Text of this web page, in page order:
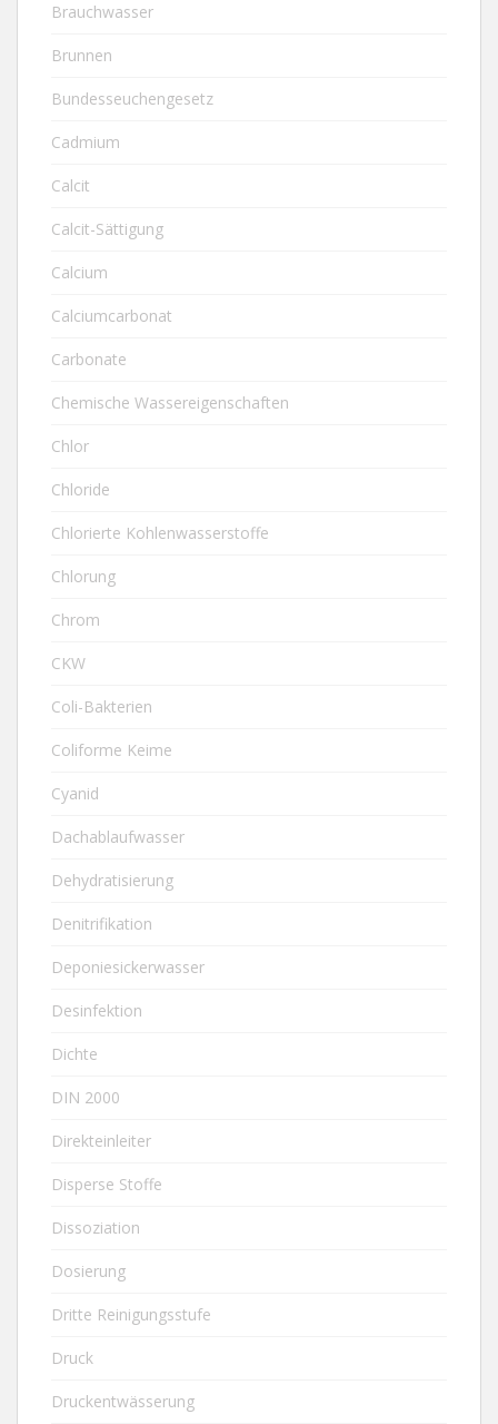
Brauchwasser
Brunnen
Bundesseuchengesetz
Cadmium
Calcit
Calcit-Sättigung
Calcium
Calciumcarbonat
Carbonate
Chemische Wassereigenschaften
Chlor
Chloride
Chlorierte Kohlenwasserstoffe
Chlorung
Chrom
CKW
Coli-Bakterien
Coliforme Keime
Cyanid
Dachablaufwasser
Dehydratisierung
Denitrifikation
Deponiesickerwasser
Desinfektion
Dichte
DIN 2000
Direkteinleiter
Disperse Stoffe
Dissoziation
Dosierung
Dritte Reinigungsstufe
Druck
Druckentwässerung